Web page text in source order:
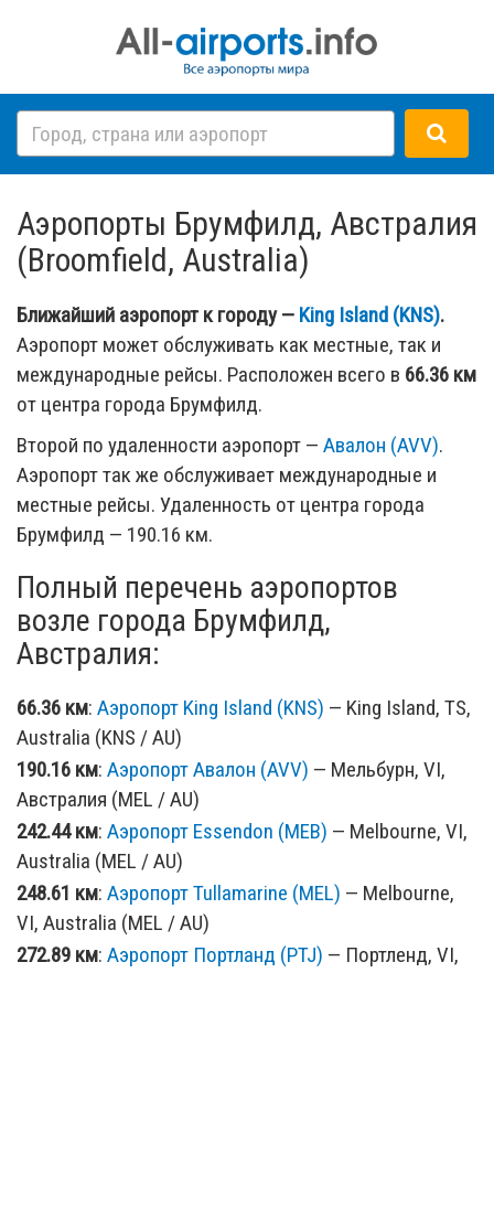
Аэропорты Брумфилд, Австралия
(Broomfield, Australia)
Ближайший аэропорт к городу — King Island (KNS).
Аэропорт может обслуживать как местные, так и
международные рейсы. Расположен всего в 66.36 км
от центра города Брумфилд.
Второй по удаленности аэропорт — Авалон (AVV).
Аэропорт так же обслуживает международные и
местные рейсы. Удаленность от центра города
Брумфилд — 190.16 км.
Полный перечень аэропортов
возле города Брумфилд,
Австралия:
66.36 км: Аэропорт King Island (KNS) — King Island, TS,
Australia (KNS / AU)
190.16 км: Аэропорт Авалон (AVV) — Мельбурн, VI,
Австралия (MEL / AU)
242.44 км: Аэропорт Essendon (MEB) — Melbourne, VI,
Australia (MEL / AU)
248.61 км: Аэропорт Tullamarine (MEL) — Melbourne,
VI, Australia (MEL / AU)
272.89 км: Аэропорт Портланд (PTJ) — Портленд, VI,